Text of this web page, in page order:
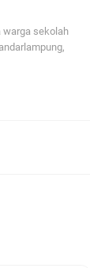
warga sekolah